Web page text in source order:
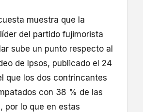
muestra que la
del partido fujimorista
sube un punto respecto al
de Ipsos, publicado el 24
que los dos contrincantes
con 38 % de las
por lo que en estas